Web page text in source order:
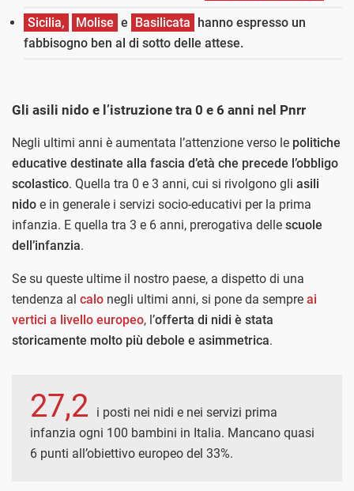
Sicilia, Molise e Basilicata hanno espresso un
fabbisogno ben al di sotto delle attese.
Gli asili nido e l’istruzione tra 0 e 6 anni nel Pnrr
Negli ultimi anni è aumentata l’attenzione verso le politiche
educative destinate alla fascia d’età che precede l’obbligo
scolastico. Quella tra 0 e 3 anni, cui si rivolgono gli asili
nido e in generale i servizi socio-educativi per la prima
infanzia. E quella tra 3 e 6 anni, prerogativa delle scuole
dell’infanzia.
Se su queste ultime il nostro paese, a dispetto di una
tendenza al calo negli ultimi anni, si pone da sempre ai
vertici a livello europeo, l’offerta di nidi è stata
storicamente molto più debole e asimmetrica.
27,2
i posti nei nidi e nei servizi prima
infanzia ogni 100 bambini in Italia. Mancano quasi
6 punti all’obiettivo europeo del 33%.